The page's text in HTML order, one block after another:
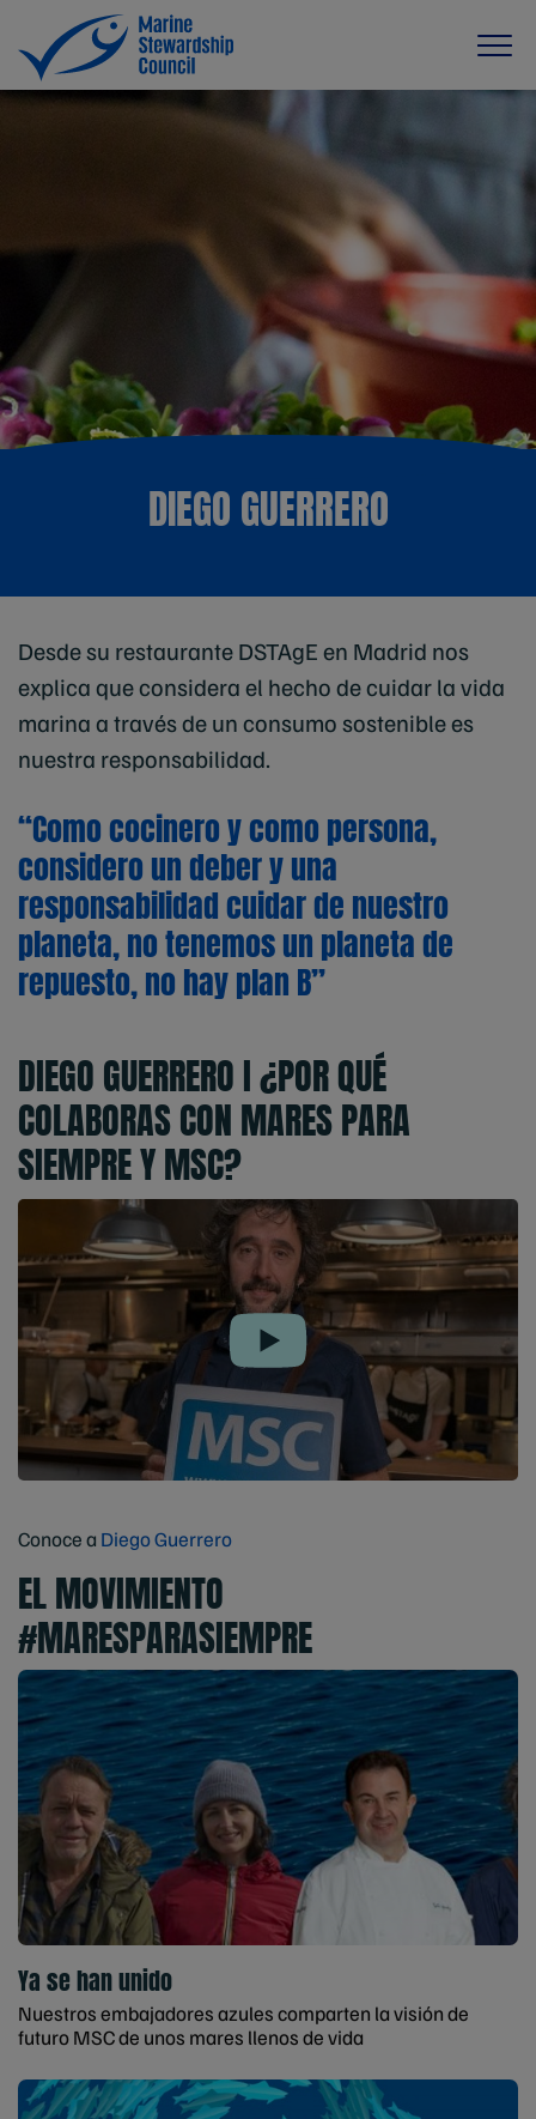
DIEGO GUERRERO
Desde su restaurante DSTAgE en Madrid nos
explica que considera el hecho de cuidar la vida
marina a través de un consumo sostenible es
nuestra responsabilidad.
“Como cocinero y como persona,
considero un deber y una
responsabilidad cuidar de nuestro
planeta, no tenemos un planeta de
repuesto, no hay plan B”
DIEGO GUERRERO I ¿POR QUÉ
COLABORAS CON MARES PARA
SIEMPRE Y MSC?
Play
Conoce a Diego Guerrero
EL MOVIMIENTO
#MARESPARASIEMPRE
Ya se han unido
Nuestros embajadores azules comparten la visión de
futuro MSC de unos mares llenos de vida